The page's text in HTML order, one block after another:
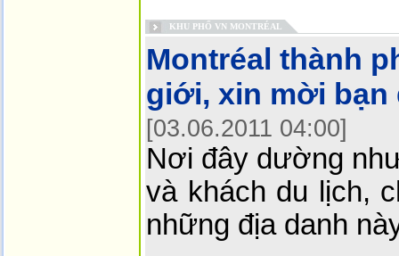
KHU PHỐ VN MONTRÉAL
Montréal thành
giới, xin mời bạn
[03.06.2011 04:00]
Nơi đây dường
và khách du lịch,
những địa danh